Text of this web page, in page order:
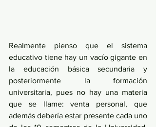
Realmente pienso que el sistema
educativo tiene hay un vacío gigante en
la educación básica secundaria y
posteriormente la formación
universitaria, pues no hay una materia
que se llame: venta personal, que
además debería estar presente cada uno